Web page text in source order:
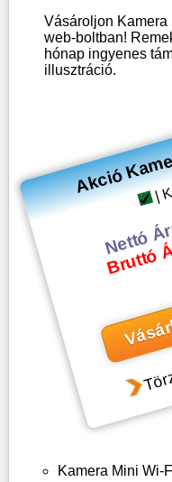
Vásároljon Kamera
web-boltban!
hónap ingyenes
illusztráció.
Akció |
Nettó
Bruttó
Kamera Mini Wi-